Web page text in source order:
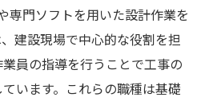
専門ソフトを用いた設計作業を
建設現場で中心的な役割を担
員の指導を行うことで工事の
います。これらの職種は基礎